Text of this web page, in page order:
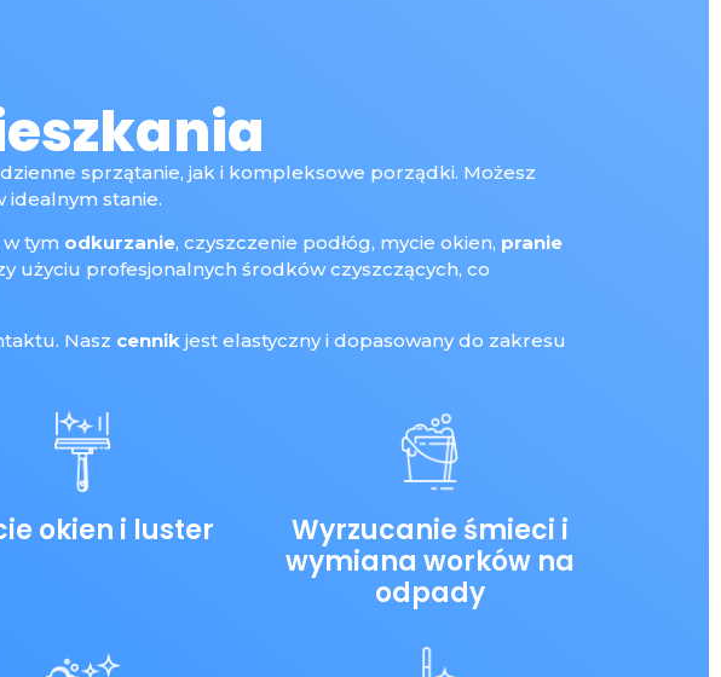
sprzątanie, jak i kompleksowe porządki. Możesz
idealnym stanie.
tym odkurzanie, czyszczenie podłóg, mycie okien, pranie
użyciu profesjonalnych środków czyszczących, co
Nasz cennik jest elastyczny i dopasowany do zakresu
okien i luster
Wyrzucanie śmieci i
wymiana worków na
odpady